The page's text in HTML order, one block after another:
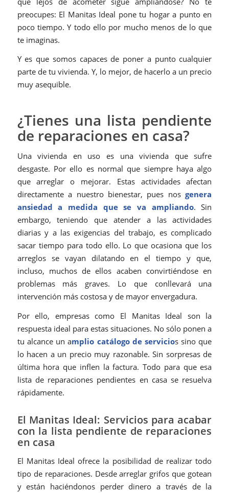
preocupes: El Manitas Ideal pone tu hogar a punto en
poco tiempo. Y todo ello por mucho menos de lo que
te imaginas.
Y es que somos capaces de poner a punto cualquier
parte de tu vivienda. Y, lo mejor, de hacerlo a un precio
muy asequible.
¿Tienes una lista pendiente
de reparaciones en casa?
Una vivienda en uso es una vivienda que sufre
desgaste. Por ello es normal que siempre haya algo
que arreglar o mejorar. Estas actividades afectan
directamente a nuestro bienestar, pues nosgenera
ansiedad a medida que se va ampliando. Sin
embargo, teniendo que atender a las actividades
diarias y a las exigencias del trabajo, es complicado
sacar tiempo para todo ello. Lo que ocasiona que los
arreglos se vayan dilatando en el tiempo y que,
incluso, muchos de ellos acaben convirtiéndose en
problemas más graves. Lo que conllevará una
intervención más costosa y de mayor envergadura.
Por ello, empresas como El Manitas Ideal son la
respuesta ideal para estas situaciones. No sólo ponen a
tu alcance un amplio catálogo de servicios sino que
lo hacen a un precio muy razonable. Sin sorpresas de
última hora que inflen la factura. Todo para que esa
lista de reparaciones pendientes en casa se resuelva
rápidamente.
El Manitas Ideal: Servicios para acabar
con la lista pendiente de reparaciones
en casa
El Manitas Ideal ofrece la posibilidad de realizar todo
tipo de reparaciones. Desde arreglar grifos que gotean
y están haciéndonos perder dinero a través de la